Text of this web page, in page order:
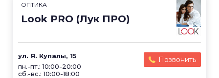
ОПТИКА
Look PRO (Лук ПРО)
ул. Я. Купалы, 15
пн.-пт.: 10:00-20:00
сб.-вс.: 10:00-18:00
Позвонить